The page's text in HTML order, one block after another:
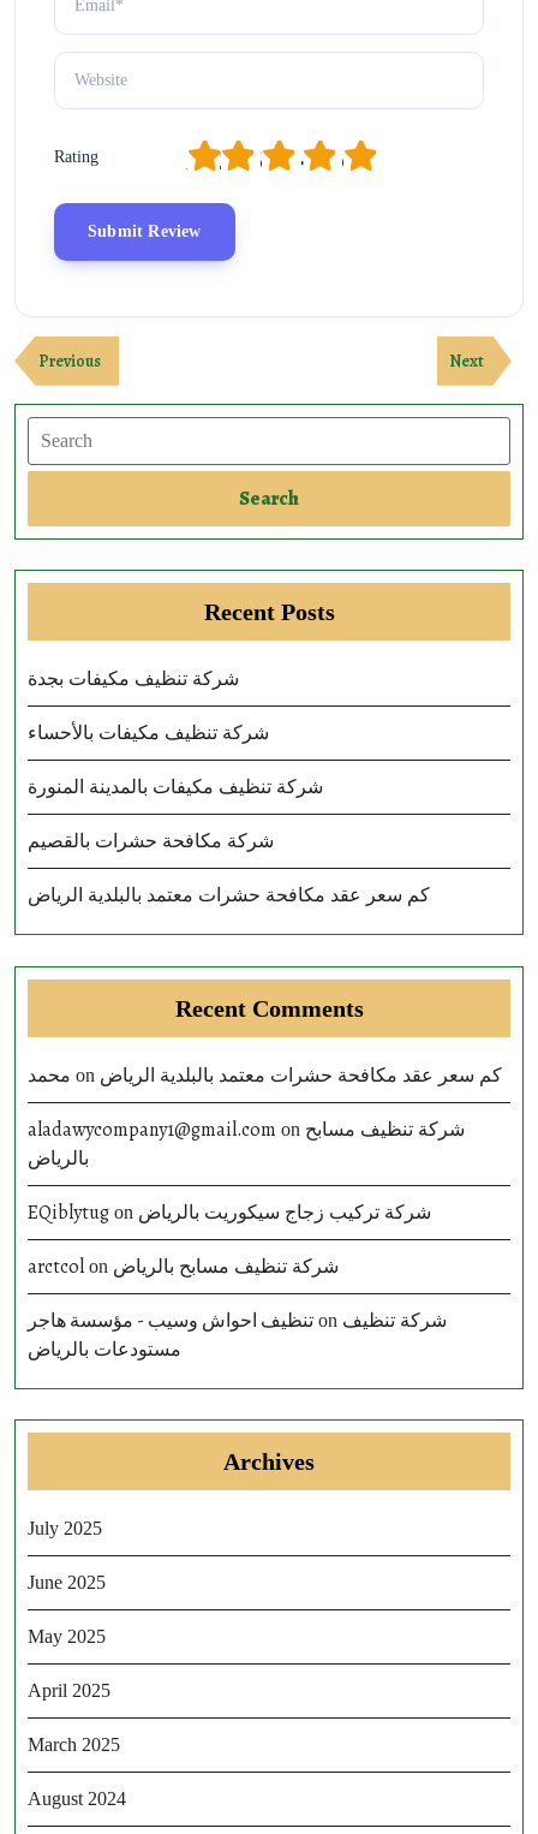
Rating 5
4
3
2
Post
navigation
Previous
Post
Previous
Next
Post
Next
Search
Search
Recent Posts
شركة تنظيف مكيفات بجدة
شركة تنظيف مكيفات بالأحساء
شركة تنظيف مكيفات بالمدينة المنورة
شركة مكافحة حشرات بالقصيم
كم سعر عقد مكافحة حشرات معتمد بالبلدية الرياض
Recent Comments
محمد on كم سعر عقد مكافحة حشرات معتمد بالبلدية الرياض
aladawycompany1@gmail.com on شركة تنظيف مسابح
بالرياض
EQiblytug on شركة تركيب زجاج سيكوريت بالرياض
arctcol on شركة تنظيف مسابح بالرياض
تنظيف احواش وسيب - مؤسسة هاجر on شركة تنظيف
مستودعات بالرياض
Archives
July 2025
June 2025
May 2025
April 2025
March 2025
August 2024